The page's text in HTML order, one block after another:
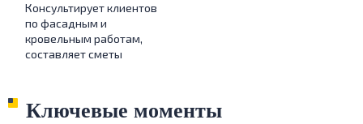
Консультирует клиентов
по фасадным и
кровельным работам,
составляет сметы
Ключевые моменты